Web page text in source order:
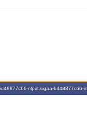
nlpxt.sigaa-6d48877c66-